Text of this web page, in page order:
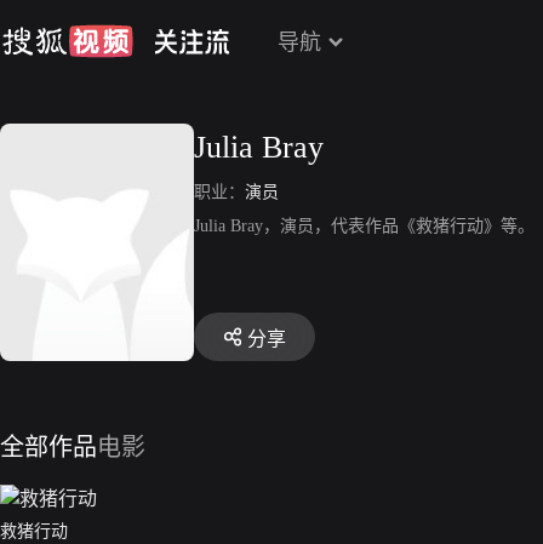
导航
Julia Bray
职业： 演员
Julia Bray，演员，代表作品《救猪行动》等。
分享
全部作品电影
救猪行动